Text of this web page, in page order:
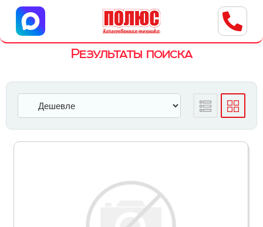
Центр бытовой техники
г. Ульяновск, ул. Пушкарева, 8a
Результаты поиска